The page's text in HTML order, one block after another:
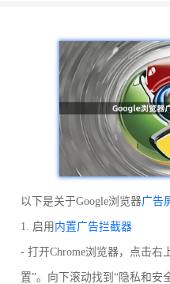
以下是关于Google浏览器广告
1. 启用 内置广告拦截器
- 打开Chrome浏览器，点击右
置”。向下滚动找到“隐私和安